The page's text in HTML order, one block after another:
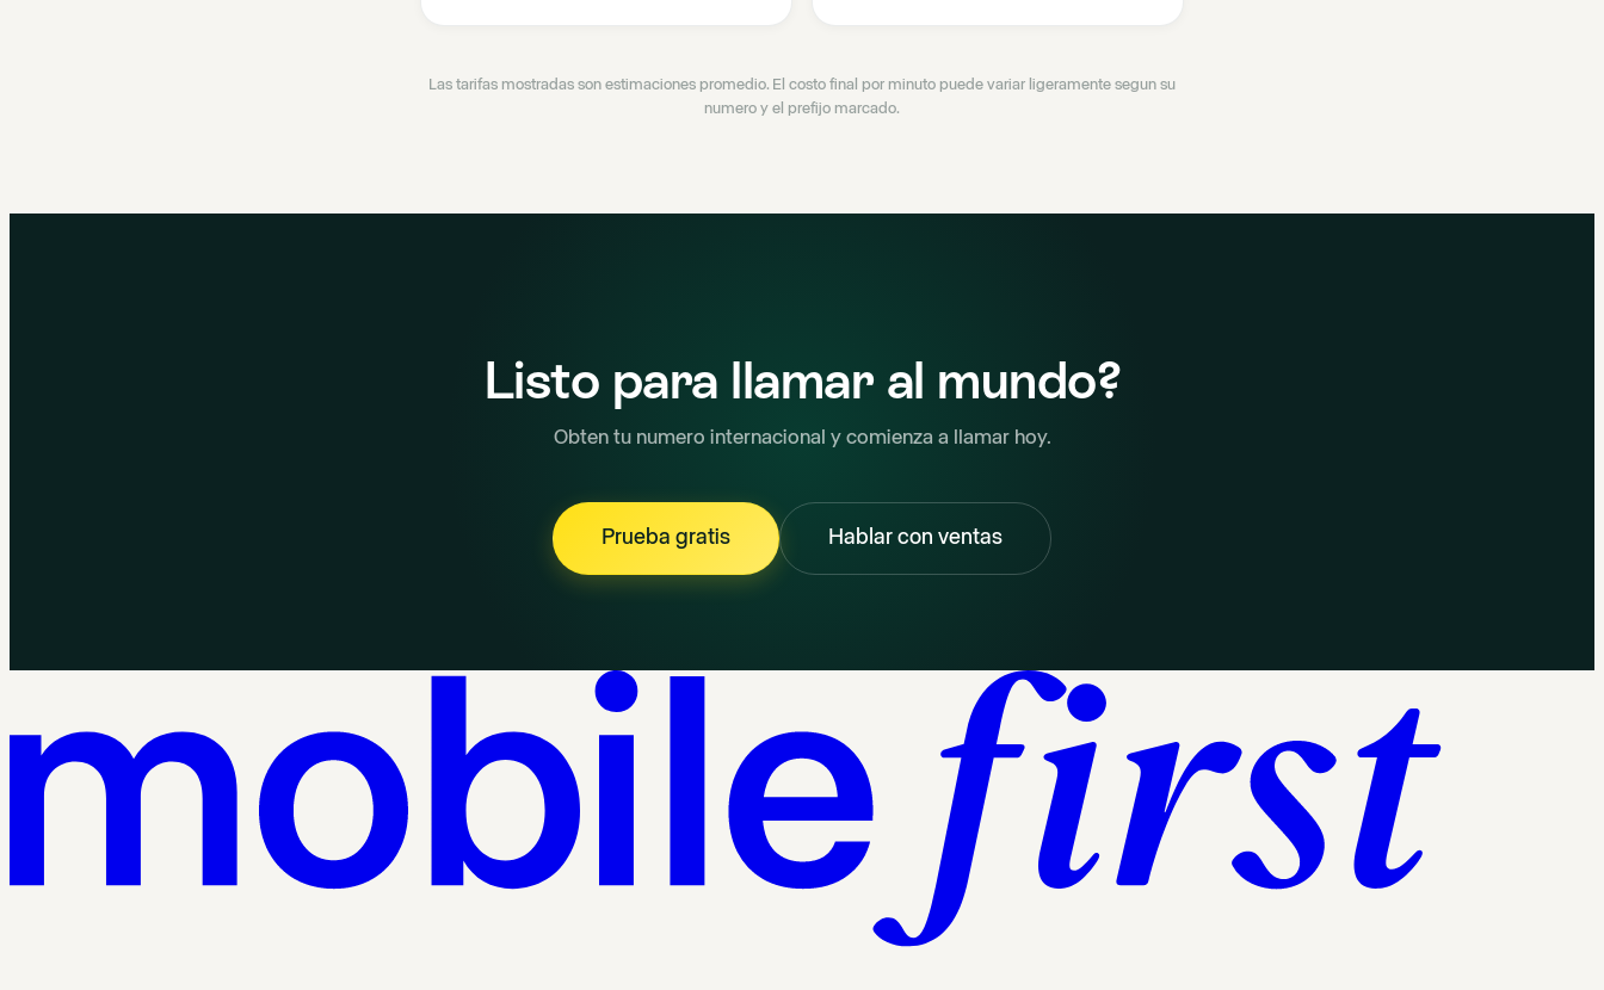
Las tarifas mostradas son estimaciones promedio. El costo final por minuto puede variar ligeramente segun su
numero y el prefijo marcado.
Listo para llamar al mundo?
Obten tu numero internacional y comienza a llamar hoy.
Prueba gratis Hablar con ventas